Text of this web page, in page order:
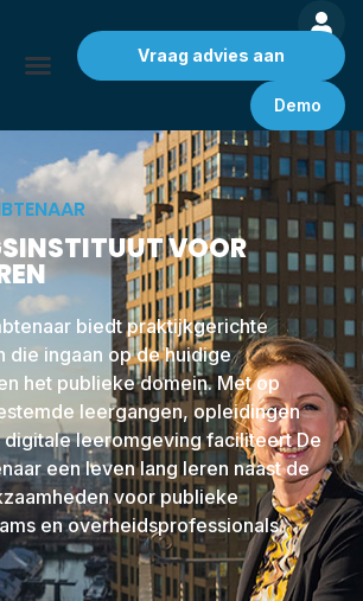
Vraag advies aan
Demo
VOOR
biedt praktijkgerichte
die ingaan op de huidige
het publieke domein. Met op
leergangen, opleidingen
digitale leeromgeving faciliteert De
een leven lang leren naast de
voor publieke
en overheidsprofessionals.